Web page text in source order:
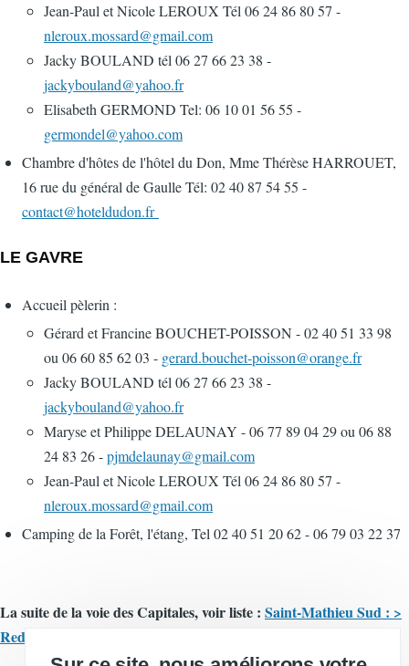
Jean-Paul et Nicole LEROUX Tél 06 24 86 80 57 -
nleroux.mossard@gmail.com
Jacky BOULAND tél 06 27 66 23 38 -
jackybouland@yahoo.fr
Elisabeth GERMOND Tel: 06 10 01 56 55 -
germondel@yahoo.com
Chambre d'hôtes de l'hôtel du Don, Mme Thérèse HARROUET,
16 rue du général de Gaulle Tél: 02 40 87 54 55 -
contact@hoteldudon.fr
LE GAVRE
Accueil pèlerin :
Gérard et Francine BOUCHET-POISSON - 02 40 51 33 98
ou 06 60 85 62 03 - gerard.bouchet-poisson@orange.fr
Jacky BOULAND tél 06 27 66 23 38 -
jackybouland@yahoo.fr
Maryse et Philippe DELAUNAY - 06 77 89 04 29 ou 06 88
24 83 26 -pjmdelaunay@gmail.com
Jean-Paul et Nicole LEROUX Tél 06 24 86 80 57 -
nleroux.mossard@gmail.com
Camping de la Forêt, l'étang, Tel 02 40 51 20 62 - 06 79 03 22 37
La suite de la voie des Capitales, voir liste : Saint-Mathieu Sud : >
Redon et Blain - Clisson (Dept 44)